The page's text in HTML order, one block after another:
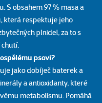
S obsahem 97 % masa a
která respektuje jeho
plnidel, za to s
psovi?
jako dobíječ baterek a
a antioxidanty, které
metabolismu. Pomáhá